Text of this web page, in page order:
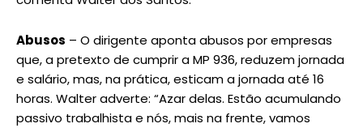
Abusos – O dirigente aponta abusos por empresas
que, a pretexto de cumprir a MP 936, reduzem jornada
e salário, mas, na prática, esticam a jornada até 16
horas. Walter adverte: “Azar delas. Estão acumulando
passivo trabalhista e nós, mais na frente, vamos